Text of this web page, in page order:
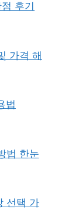
후기
가격 해
법
법 한눈
선택 가